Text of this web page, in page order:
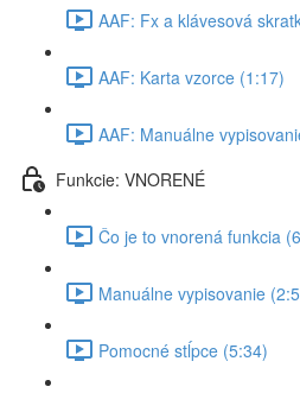
AAF: Fx a klávesová
AAF: Karta vzorce (1:17)
AAF: Manuálne
Funkcie: VNORENÉ
Čo je to vnorená funkcia
Manuálne vypisovanie
Pomocné stĺpce (5:34)